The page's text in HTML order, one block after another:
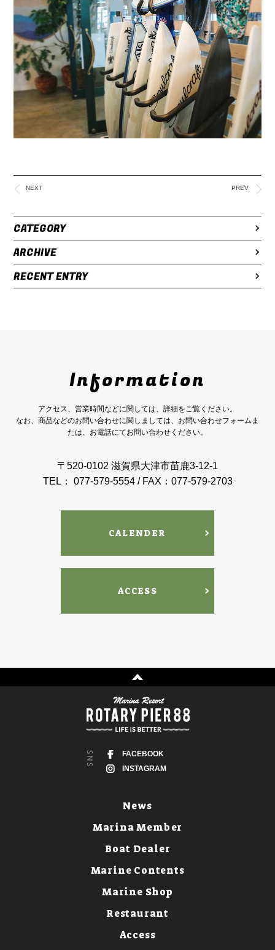
NEXT PREV
CATEGORY
ARCHIVE
RECENT ENTRY
Information
アクセス、営業時間などに関しては、詳細をご覧ください。
なお、商品などのお問い合わせに関しましては、お問い合わせフォームま
たは、お電話にてお問い合わせください。
〒520-0102 滋賀県大津市苗鹿3-12-1
TEL： 077-579-5554 / FAX：077-579-2703
CALENDER
ACCESS
FACEBOOK
INSTAGRAM
News
Marina Member
Boat Dealer
Marine Contents
Marine Shop
Restaurant
Access